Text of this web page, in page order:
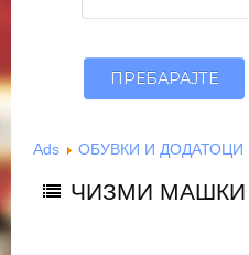
Ads ОБУВКИ И ДОДАТОЦИ
ЧИЗМИ МАШКИ